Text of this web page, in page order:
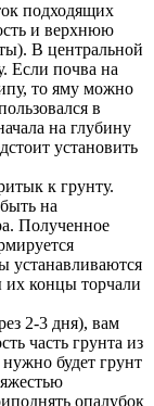
подходящих
и верхнюю
В центральной
Если почва на
то яму можно
в
на глубину
установить
к грунту.
на
Полученное
устанавливаются
их концы торчали
2-3 дня), вам
часть грунта из
будет грунт
опалубок